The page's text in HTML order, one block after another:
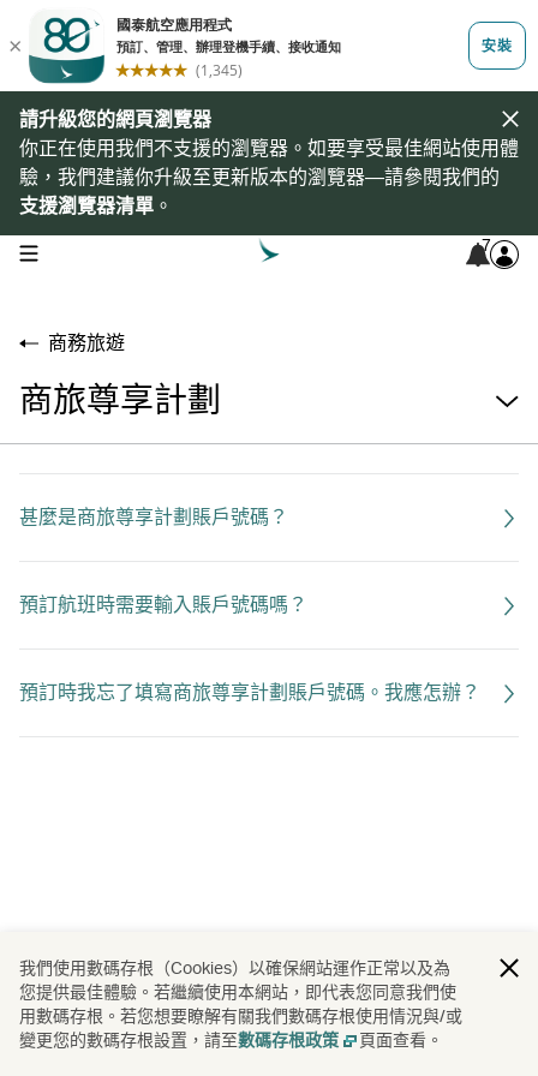
請升級您的網頁瀏覽器
你正在使用我們不支援的瀏覽器。如要享受最佳網站使用體
驗，我們建議你升級至更新版本的瀏覽器—請參閱我們的
支援瀏覽器清單 。
open navigation menu 7
商務旅遊
商旅尊享計劃
甚麼是商旅尊享計劃賬戶號碼？
預訂航班時需要輸入賬戶號碼嗎？
預訂時我忘了填寫商旅尊享計劃賬戶號碼。我應怎辦？
我們使用數碼存根（Cookies）以確保網站運作正常以及為
您提供最佳體驗。若繼續使用本網站，即代表您同意我們使
用數碼存根。若您想要瞭解有關我們數碼存根使用情況與/或
變更您的數碼存根設置，請至數碼存根政策 頁面查看。